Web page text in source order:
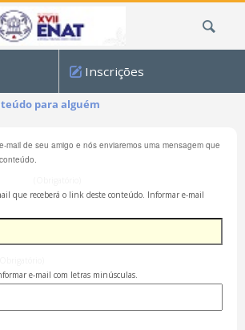
Inscrições
para alguém
mail de seu amigo e nós enviaremos uma mensagem que
que receberá o link deste conteúdo. Informar e-mail
e-mail com letras minúsculas.